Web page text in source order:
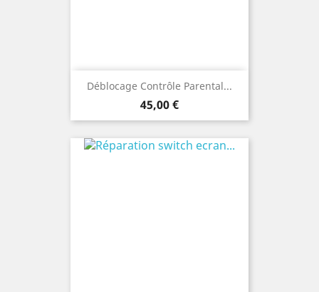
Déblocage Contrôle Parental...
Prix
45,00 €